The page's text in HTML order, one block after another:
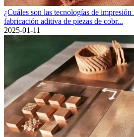
¿Cuáles son las tecnologías de
fabricación aditiva de piezas de cobr...
2025-01-11